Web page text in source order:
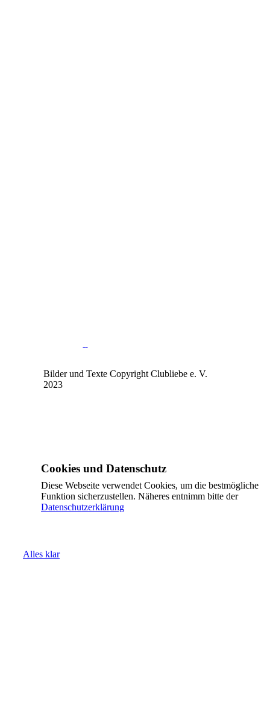
Bilder und Texte Copyright Clubliebe e. V.
2023
Cookies und Datenschutz
Diese Webseite verwendet Cookies, um die bestmögliche
Funktion sicherzustellen. Näheres entnimm bitte der
Datenschutzerklärung
Alles klar